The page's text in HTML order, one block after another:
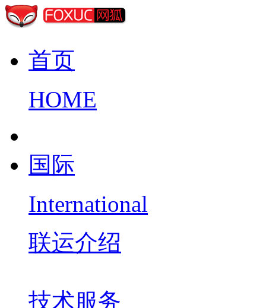
首页
HOME
国际
International
联运介绍
技术服务